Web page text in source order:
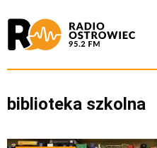
biblioteka szkolna